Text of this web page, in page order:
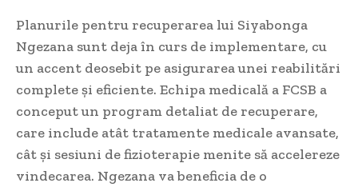
Planurile pentru recuperarea lui Siyabonga
Ngezana sunt deja în curs de implementare, cu
un accent deosebit pe asigurarea unei reabilitări
complete și eficiente. Echipa medicală a FCSB a
conceput un program detaliat de recuperare,
care include atât tratamente medicale avansate,
cât și sesiuni de fizioterapie menite să accelereze
vindecarea. Ngezana va beneficia de o